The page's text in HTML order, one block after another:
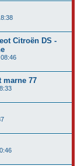
Citroën DS -
marne 77